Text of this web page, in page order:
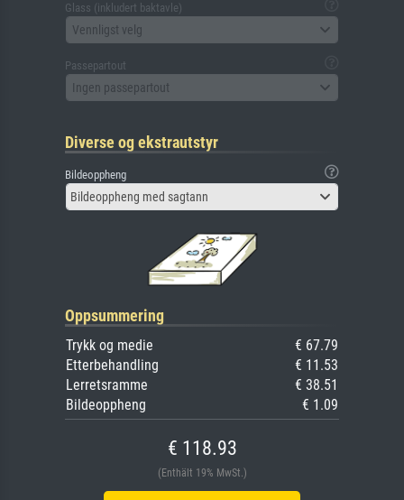
Glass (inkludert baktavle)
Vennligst velg
Passepartout
Ingen passepartout
Diverse og ekstrautstyr
Bildeoppheng
Bildeoppheng med sagtann
Oppsummering
Trykk og medie
€ 67.79
Etterbehandling
€ 11.53
Lerretsramme
€ 38.51
Bildeoppheng
€ 1.09
€ 118.93
(Enthält 19% MwSt.)